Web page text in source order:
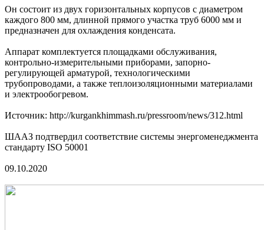
Он состоит из двух горизонтальных корпусов с диаметром
каждого 800 мм, длинной прямого участка труб 6000 мм и
предназначен для охлаждения конденсата.
Аппарат комплектуется площадками обслуживания,
контрольно-измерительными приборами, запорно-
регулирующей арматурой, технологическими
трубопроводами, а также теплоизоляционными материалами
и электрообогревом.
Источник: http://kurgankhimmash.ru/pressroom/news/312.html
ШААЗ подтвердил соответствие системы энергоменеджмента
стандарту ISO 50001
09.10.2020